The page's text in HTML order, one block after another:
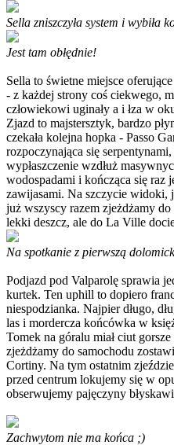
Sella zniszczyła system i wybiła
Jest tam obłędnie!
Sella to świetne miejsce
- z każdej strony coś ciekwego,
człowiekowi uginały a i łza w
Zjazd to majstersztyk, bardzo
czekała kolejna hopka - Passo
rozpoczynająca się
wypłaszczenie wzdłuż
wodospadami i kończąca się raz
zawijasami. Na szczycie widoki,
już wszyscy razem zjeżdżamy
lekki deszcz, ale do La Ville
Na spotkanie z pierwszą
Podjazd pod Valparolę sprawia
kurtek. Ten uphill to dopiero
niespodzianka. Najpier długo,
las i mordercza końcówka w
Tomek na góralu miał ciut
zjeżdżamy do samochodu
Cortiny. Na tym ostatnim
przed centrum lokujemy się w
obserwujemy pajęczyny
Zachwytom nie ma końca ;)